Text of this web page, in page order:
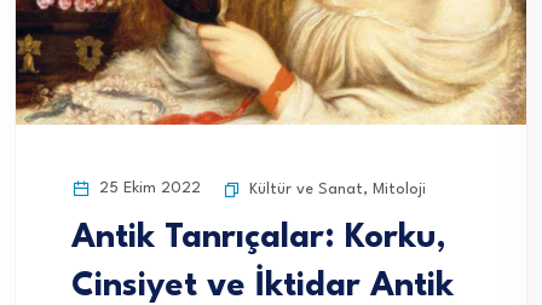
25 Ekim 2022 Kültür ve Sanat, Mitoloji
Antik Tanrıçalar: Korku,
Cinsiyet ve İktidar Antik